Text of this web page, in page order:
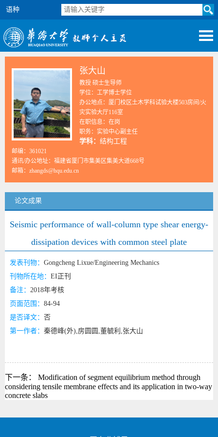
语种
张大山
教授 硕士生导师
学位：工学博士学位
办公地点：厦门校区土木学科试验大楼503房间/火
灾实验大厅116室
在职信息：在岗
职务：实验中心副主任
学科： 结构工程
邮编： 361021
通讯/办公地址： 福建省厦门市集美区集美大道668号
邮箱： zhangds@hqu.edu.cn
论文成果
Seismic performance of wall-column type shear energy-
dissipation devices with common steel plate
发表刊物： Gongcheng Lixue/Engineering Mechanics
刊物所在地： EI正刊
备注： 2018年考核
页面范围： 84-94
是否译文： 否
第一作者： 秦德峰(外),房圆圆,董毓利,张大山
下一条：
Modification of segment equilibrium method through
considering tensile membrane effects and its application in two-way
concrete slabs